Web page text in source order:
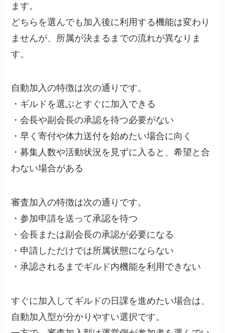
ます。
どちらを選んでも加入後に利用する機能は変わり
ませんが、所属が決まるまでの流れが異なりま
す。
自動加入の特徴は次の通りです。
・ギルドを選ぶとすぐに加入できる
・会長や副会長の承認を待つ必要がない
・早く寄付や体力送付を始めたい場合に向く
・募集人数や活動状況を見ずに入ると、希望と合
わない場合がある
審査加入の特徴は次の通りです。
・参加申請を送って承認を待つ
・会長または副会長の承認が必要になる
・申請しただけでは所属状態にならない
・承認されるまでギルド内機能を利用できない
すぐに加入してギルドの日課を進めたい場合は、
自動加入型が分かりやすい選択です。